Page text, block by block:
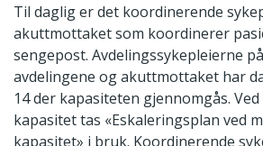
Til daglig er det koordinerende
akuttmottaket som koordinerer
sengepost. Avdelingssykepleierne
avdelingene og akuttmottaket har
14 der kapasiteten gjennomgås.
kapasitet tas «Eskaleringsplan ved
kapasitet» i bruk. Koordinerende